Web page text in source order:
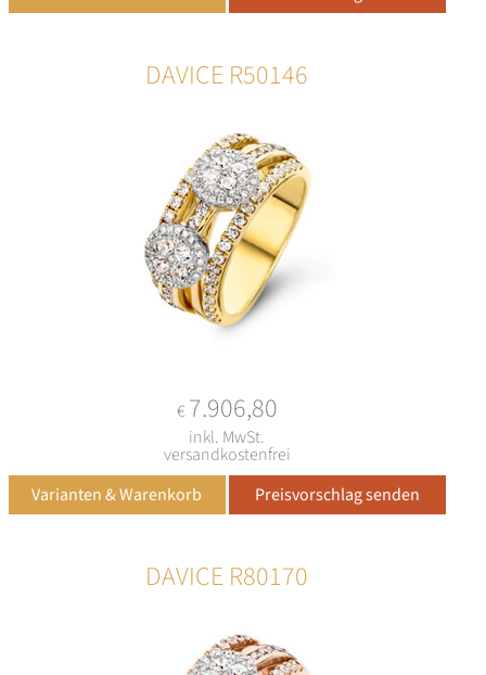
DAVICE R50146
€7.906,80
inkl. MwSt.
versandkostenfrei
DAVICE R80170